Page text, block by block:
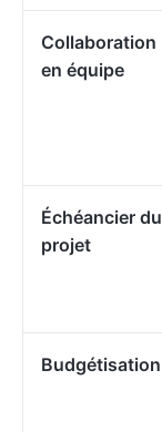
Collaboration
en équipe
Échéancier du
projet
Budgétisation